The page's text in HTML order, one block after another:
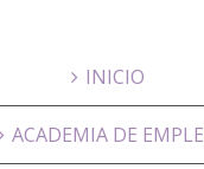
INICIO
ACADEMIA DE